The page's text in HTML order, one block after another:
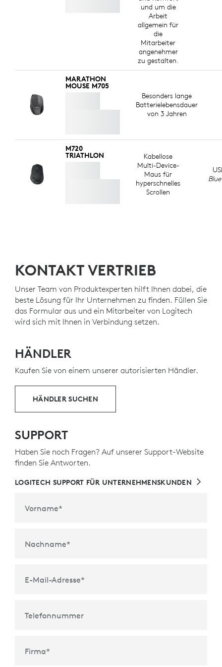
und um die
Arbeit
allgemein für
die
Mitarbeiter
angenehmer
zu gestalten.
MARATHON
MOUSE M705
Besonders lange
Batterielebensdauer
von 3 Jahren
M720
TRIATHLON
Kabellose
Multi-Device-
Maus für
hyperschnelles
Scrollen
KONTAKT VERTRIEB
Unser Team von Produktexperten hilft Ihnen dabei, die
beste Lösung für Ihr Unternehmen zu finden. Füllen Sie
das Formular aus und ein Mitarbeiter von Logitech
wird sich mit Ihnen in Verbindung setzen.
HÄNDLER
Kaufen Sie von einem unserer autorisierten Händler.
HÄNDLER SUCHEN
SUPPORT
Haben Sie noch Fragen? Auf unserer Support-Website
finden Sie Antworten.
LOGITECH SUPPORT FÜR UNTERNEHMENSKUNDEN
Vorname*
Nachname*
E-Mail-Adresse*
Telefonnummer
Firma*